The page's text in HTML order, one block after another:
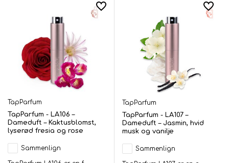
TapParfum
TapParfum - LA106 –
Dameduft – Kaktusblomst,
lyserød fresia og rose
Sammenlign
TapParfum
TapParfum - LA107 –
Dameduft – Jasmin, hvid
musk og vanilje
Sammenlign